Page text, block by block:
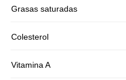
Grasas saturadas
Colesterol
Vitamina A